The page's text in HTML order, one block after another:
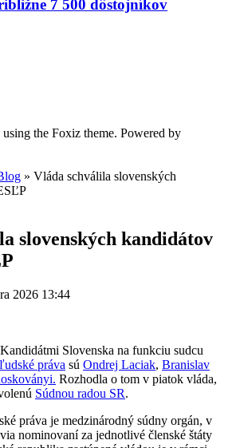
7 500 dôstojníkov
the Foxiz theme. Powered by
» Vláda schválila slovenských
slovenských kandidátov
2026 13:44
Slovenska na funkciu sudcu
práva sú Ondrej Laciak, Branislav
Rozhodla o tom v piatok vláda,
Súdnou radou SR.
práva je medzinárodný súdny orgán, v
nominovaní za jednotlivé členské štáty